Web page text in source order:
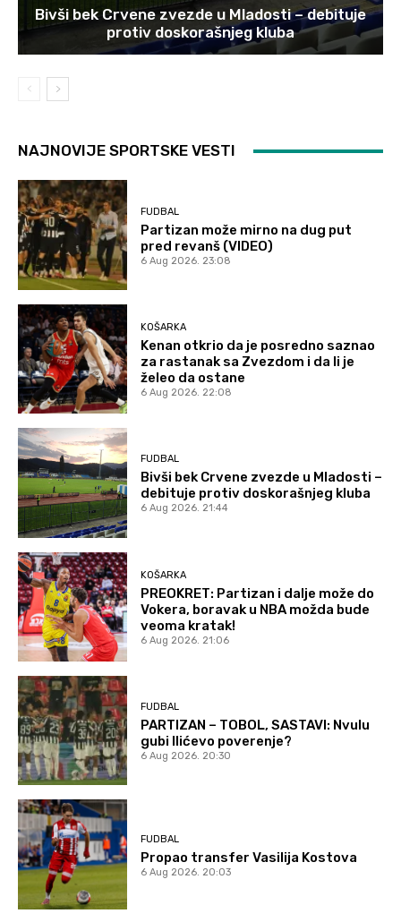
Bivši bek Crvene zvezde u Mladosti – debituje
protiv doskorašnjeg kluba
NAJNOVIJE SPORTSKE VESTI
FUDBAL
Partizan može mirno na dug put
pred revanš (VIDEO)
6 Aug 2026. 23:08
KOŠARKA
Kenan otkrio da je posredno saznao
za rastanak sa Zvezdom i da li je
želeo da ostane
6 Aug 2026. 22:08
FUDBAL
Bivši bek Crvene zvezde u Mladosti –
debituje protiv doskorašnjeg kluba
6 Aug 2026. 21:44
KOŠARKA
PREOKRET: Partizan i dalje može do
Vokera, boravak u NBA možda bude
veoma kratak!
6 Aug 2026. 21:06
FUDBAL
PARTIZAN – TOBOL, SASTAVI: Nvulu
gubi Ilićevo poverenje?
6 Aug 2026. 20:30
FUDBAL
Propao transfer Vasilija Kostova
6 Aug 2026. 20:03